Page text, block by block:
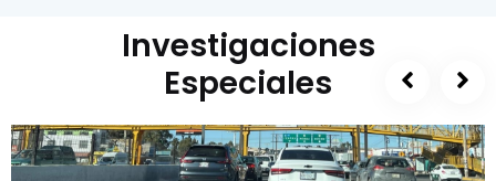
Investigaciones
Especiales